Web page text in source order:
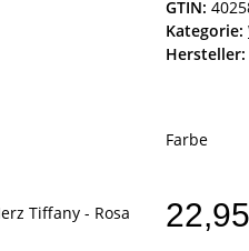
GTIN:
Kategorie:
Hersteller:
Farbe